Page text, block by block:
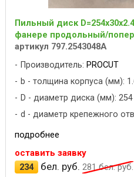
Пильный диск
фанере продольный/
артикул 797.2543048A
Производитель: PROCUT
b - толщина корпуса (мм):
D - диаметр диска (мм): 254
d - диаметр крепежного
подробнее
оставить заявку
234
бел. руб. 281бел. руб.